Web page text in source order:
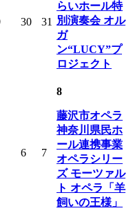
30 31
らいホール特
別演奏会 オル
ガ
ン“LUCY”プ
ロジェクト
6 7
8
藤沢市オペラ
神奈川県民ホ
ール連携事業
オペラシリー
ズ モーツァル
ト オペラ「羊
飼いの王様」